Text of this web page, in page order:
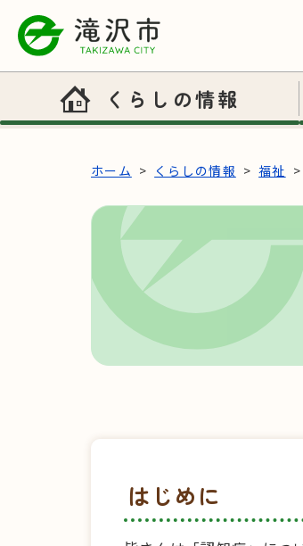
本文へスキップ
くらしの情報
ホーム くらしの情報 福祉
はじめに